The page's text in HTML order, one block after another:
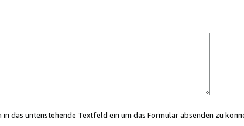
das untenstehende Textfeld ein um das Formular absenden zu